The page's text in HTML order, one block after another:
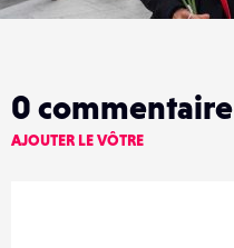
0 commentaire
AJOUTER LE VÔTRE